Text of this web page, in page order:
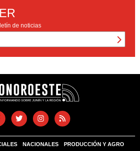
de noticias
NACIONALES PRODUCCIÓN Y AGRO